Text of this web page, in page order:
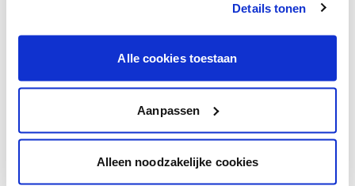
Details tonen
Alle cookies toestaan
Aanpassen
Alleen noodzakelijke cookies
Krijg kleuradvies op basis van de lichtinval
en je meubels.
Krijg ineens een technologische check-up